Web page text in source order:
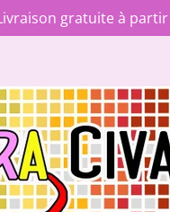
gratuite à partir